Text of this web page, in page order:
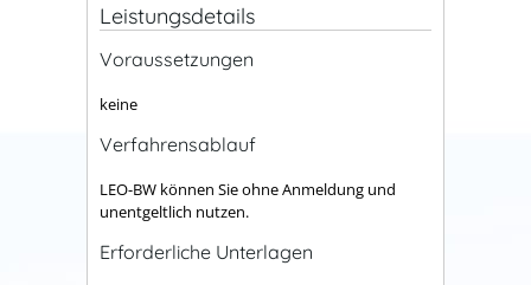
Leistungsdetails
Voraussetzungen
keine
Verfahrensablauf
LEO-BW können Sie ohne Anmeldung und
unentgeltlich nutzen.
Erforderliche Unterlagen